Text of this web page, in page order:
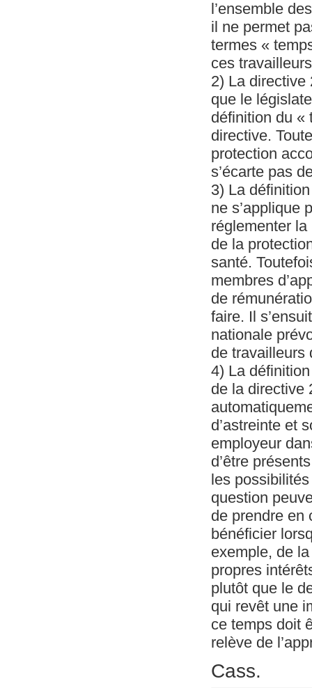
l’ensemble
il ne permet
termes «
ces
2) La directive
que le
définition du «
directive.
protection
s’écarte pas
3) La
ne s’applique
réglementer
de la
santé.
membres
de
faire. Il
nationale
de travailleurs
4) La
de la directive
d’astreinte et
employeur
d’être
les possibilités
question
de prendre en
bénéficier
exemple, de
propres
plutôt que le
qui revêt une
ce temps doit
relève de
Cass.